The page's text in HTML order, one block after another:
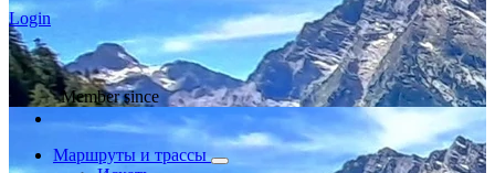
Login
Member since
Маршруты и трассы